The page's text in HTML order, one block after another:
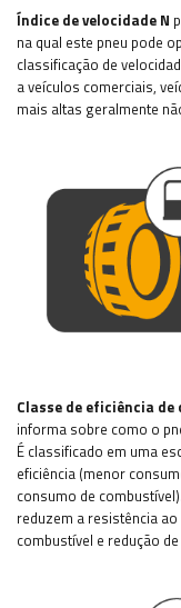
Índice de velocidade N
na qual este pneu pode
classificação de
a veículos comerciais,
mais altas geralmente
Classe de eficiência
informa sobre como o
É classificado em uma
eficiência (menor
consumo de
reduzem a resistência
combustível e redução